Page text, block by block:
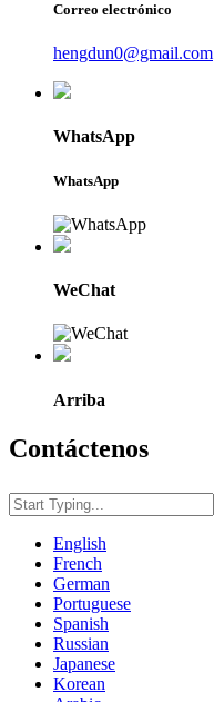
Correo electrónico
hengdun0@gmail.com
WhatsApp
WhatsApp
WeChat
Arriba
Contáctenos
English
French
German
Portuguese
Spanish
Russian
Japanese
Korean